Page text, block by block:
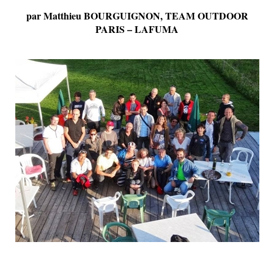
par Matthieu BOURGUIGNON, TEAM OUTDOOR
PARIS – LAFUMA